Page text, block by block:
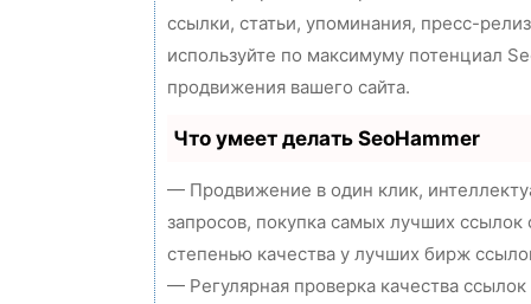
ссылки, статьи, упоминания, пресс-
используйте по максимуму потенциал
продвижения вашего сайта.
Что умеет делать SeoHammer
— Продвижение в один клик,
запросов, покупка самых лучших ссылок
степенью качества у лучших бирж
— Регулярная проверка качества